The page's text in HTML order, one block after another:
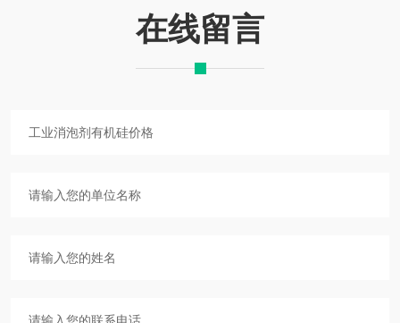
在线留言